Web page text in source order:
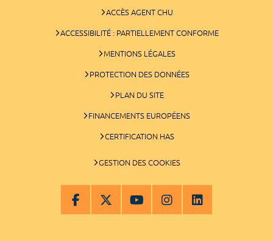
ACCÈS AGENT CHU
ACCESSIBILITÉ : PARTIELLEMENT CONFORME
MENTIONS LÉGALES
PROTECTION DES DONNÉES
PLAN DU SITE
FINANCEMENTS EUROPÉENS
CERTIFICATION HAS
GESTION DES COOKIES